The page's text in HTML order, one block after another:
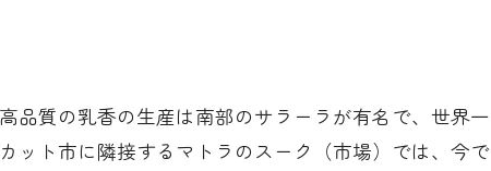
品質の乳香の生産は南部のサラーラが有名で、世界一
ット市に隣接するマトラのスーク（市場）では、今で